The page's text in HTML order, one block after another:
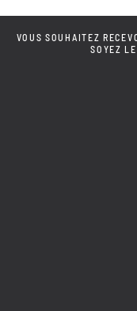
VOUS SOUHAITEZ
SOYEZ